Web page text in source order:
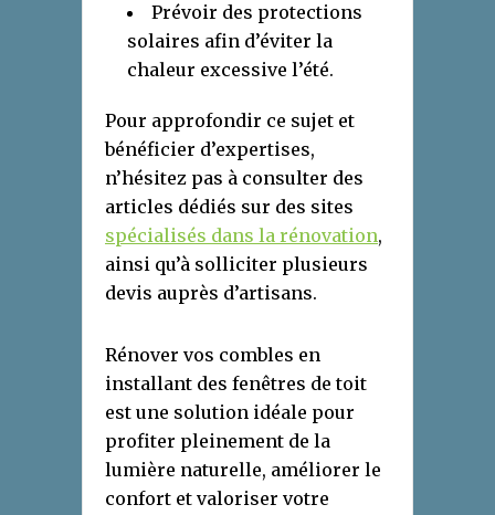
Prévoir des protections
solaires afin d’éviter la
chaleur excessive l’été.
Pour approfondir ce sujet et
bénéficier d’expertises,
n’hésitez pas à consulter des
articles dédiés sur des sites
spécialisés dans la rénovation,
ainsi qu’à solliciter plusieurs
devis auprès d’artisans.
Rénover vos combles en
installant des fenêtres de toit
est une solution idéale pour
profiter pleinement de la
lumière naturelle, améliorer le
confort et valoriser votre